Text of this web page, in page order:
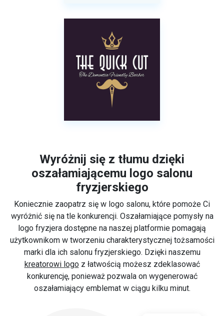
Wyróżnij się z tłumu dzięki
oszałamiającemu logo salonu
fryzjerskiego
Koniecznie zaopatrz się w logo salonu, które pomoże Ci
wyróżnić się na tle konkurencji. Oszałamiające pomysły na
logo fryzjera dostępne na naszej platformie pomagają
użytkownikom w tworzeniu charakterystycznej tożsamości
marki dla ich salonu fryzjerskiego. Dzięki naszemu
kreatorowi logoz łatwością możesz zdeklasować
konkurencję, ponieważ pozwala on wygenerować
oszałamiający emblemat w ciągu kilku minut.